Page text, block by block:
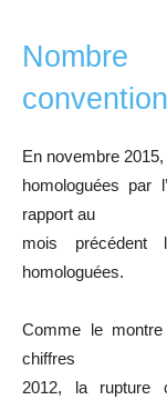
En novembre
homologuées par
rapport au
mois
homologuées.
Comme le montre
chiffres
2012, la rupture